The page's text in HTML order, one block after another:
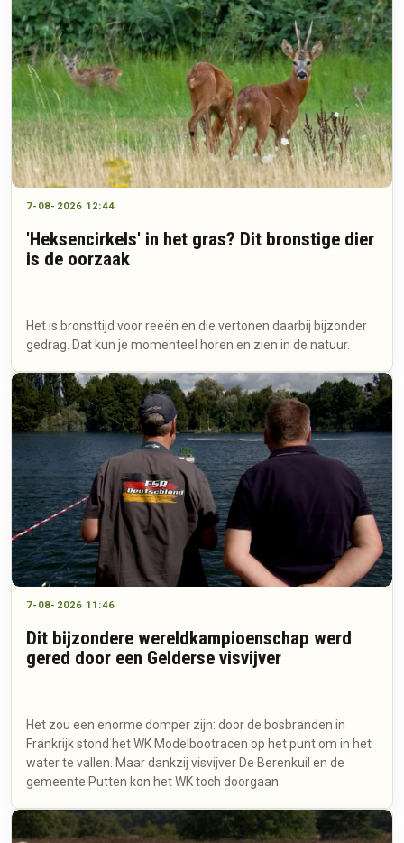
7-08-2026 12:44
'Heksencirkels' in het gras? Dit bronstige dier
is de oorzaak
Het is bronsttijd voor reeën en die vertonen daarbij bijzonder
gedrag. Dat kun je momenteel horen en zien in de natuur.
7-08-2026 11:46
Dit bijzondere wereldkampioenschap werd
gered door een Gelderse visvijver
Het zou een enorme domper zijn: door de bosbranden in
Frankrijk stond het WK Modelbootracen op het punt om in het
water te vallen. Maar dankzij visvijver De Berenkuil en de
gemeente Putten kon het WK toch doorgaan.